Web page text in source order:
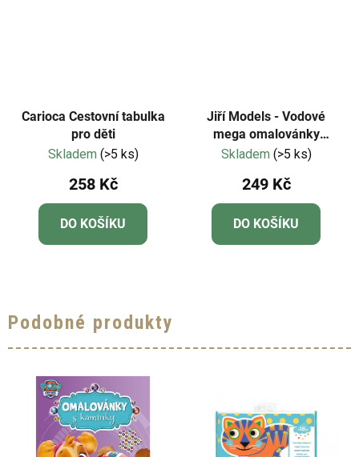
Carioca Cestovní tabulka
pro děti
Skladem (>5 ks)
258 Kč
DO KOŠÍKU
Jiří Models - Vodové
mega omalovánky
Disney Princezny
Skladem (>5 ks)
249 Kč
DO KOŠÍKU
Podobné produkty